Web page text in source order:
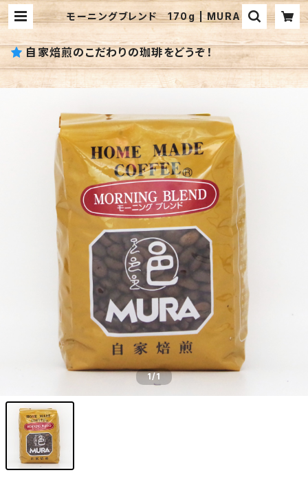
モーニングブレンド 170g | MURA
自家焙煎のこだわりの珈琲をどうぞ！
1/1